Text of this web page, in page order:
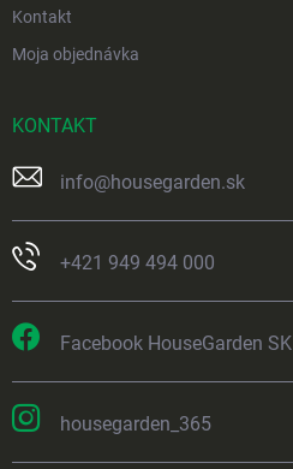
Kontakt
Moja objednávka
KONTAKT
info@housegarden.sk
+421 949 494 000
Facebook HouseGarden SK
housegarden_365